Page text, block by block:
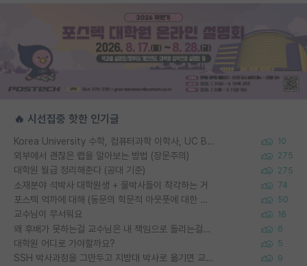
🔥 시선집중 핫한 인기글
Korea University 수학, 컴퓨터과학 이학사, UC Berkeley 산업공학 대학원 공학박사가 되는 것은 쉽지 않겠죠? 10
외부에서 괜찮은 랩을 알아보는 방법 (장문주의) 275
대학원 월급 정리해준다 (공대 기준) 275
소재분야 석박사 대학원생 + 물박사들이 착각하는 거 74
포스텍 억까에 대해 (동문의 학문적 아웃풋에 대한 반박) 50
교수님이 무서워요 16
왜 후배가 못하는걸 교수님은 내 책임으로 돌리는걸까요? 6
대학원 어디로 가야할까요? 5
SSH 박사과정을 그만두고 지방대 박사로 옮기면 교수의 꿈은 끝일까요? 9